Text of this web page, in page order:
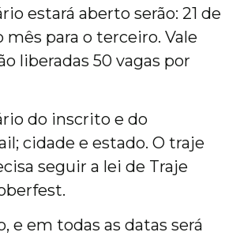
estará aberto serão: 21 de
para o terceiro. Vale
liberadas 50 vagas por
do inscrito e do
cidade e estado. O traje
seguir a lei de Traje
e em todas as datas será